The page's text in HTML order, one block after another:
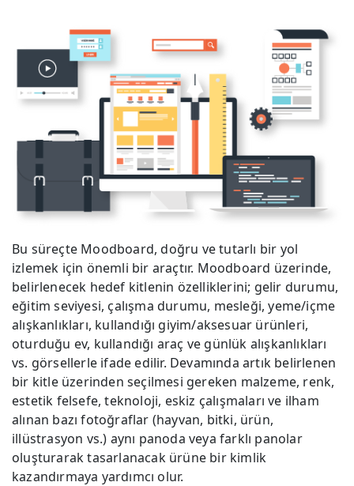
Bu süreçte Moodboard, doğru ve tutarlı bir yol
izlemek için önemli bir araçtır. Moodboard üzerinde,
belirlenecek hedef kitlenin özelliklerini; gelir durumu,
eğitim seviyesi, çalışma durumu, mesleği, yeme/içme
alışkanlıkları, kullandığı giyim/aksesuar ürünleri,
oturduğu ev, kullandığı araç ve günlük alışkanlıkları
vs. görsellerle ifade edilir. Devamında artık belirlenen
bir kitle üzerinden seçilmesi gereken malzeme, renk,
estetik felsefe, teknoloji, eskiz çalışmaları ve ilham
alınan bazı fotoğraflar (hayvan, bitki, ürün,
illüstrasyon vs.) aynı panoda veya farklı panolar
oluşturarak tasarlanacak ürüne bir kimlik
kazandırmaya yardımcı olur.